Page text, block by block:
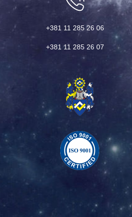
+381 11 285 26 06
+381 11 285 26 07